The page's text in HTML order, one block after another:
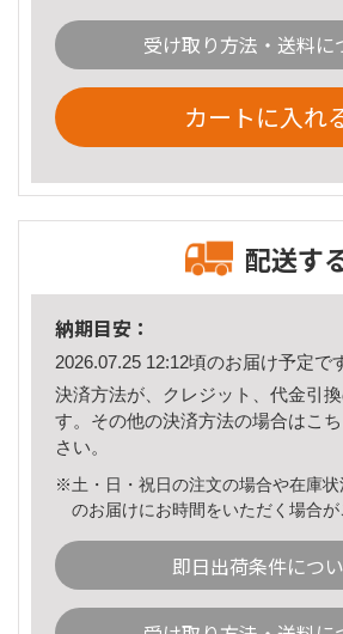
受け取り方法・送料に
カートに入れ
配送す
納期目安：
2026.07.25 12:12頃のお届け予定で
決済方法が、クレジット、代金引
す。その他の決済方法の場合はこ
さい。
※土・日・祝日の注文の場合や在庫状
のお届けにお時間をいただく場合が
即日出荷条件につ